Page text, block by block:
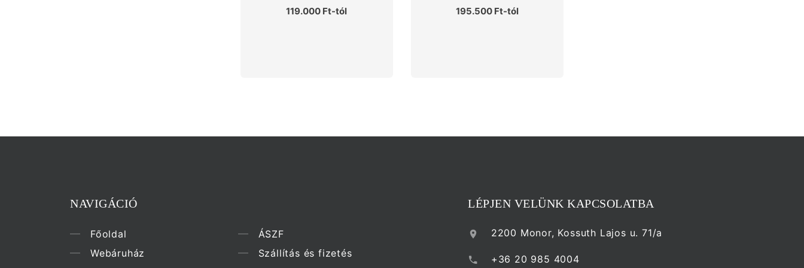
119.000 Ft-tól 195.500 Ft-tól
NAVIGÁCIÓ
Főoldal
Webáruház
ÁSZF
Szállítás és fizetés
LÉPJEN VELÜNK KAPCSOLATBA
2200 Monor, Kossuth Lajos u. 71/a
+36 20 985 4004